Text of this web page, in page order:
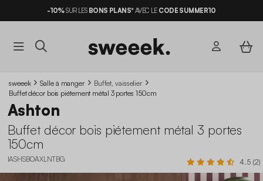
-10%SUR LES BONS PLANS*AVEC LE CODE SUMMER10
sweeek Salle à manger
Buffet, vaisselier
Buffet décor bois piétement métal 3 portes 150cm
Ashton
Buffet décor bois piétement métal 3 portes
150cm
IASHSBOAXLNTBG 4.5 (2)